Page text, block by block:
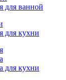
для ванной
для кухни
для кухни